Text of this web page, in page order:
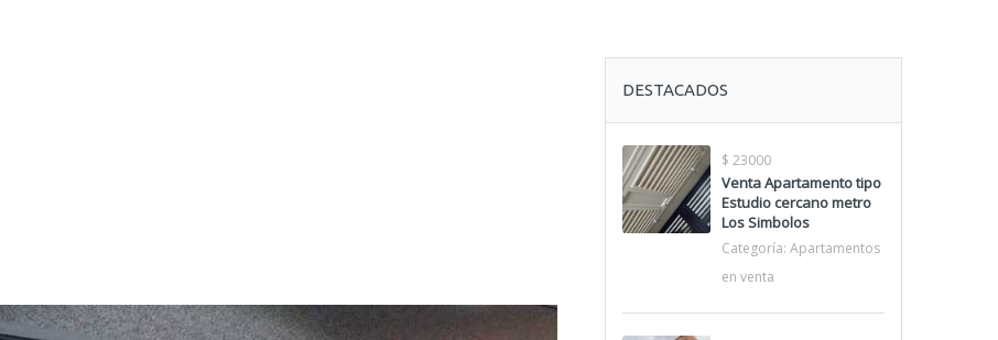
DESTACADOS
$ 23000
Venta Apartamento tipo
Estudio cercano metro
Los Simbolos
Categoría: Apartamentos
en venta